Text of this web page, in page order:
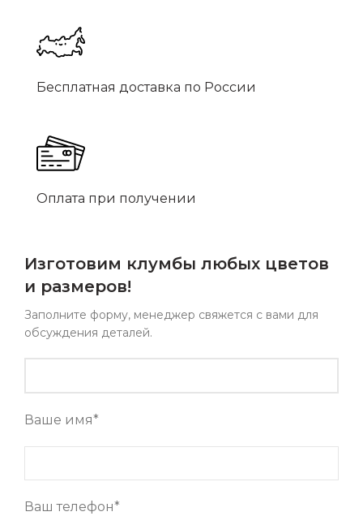
Бесплатная доставка по России
Оплата при получении
Изготовим клумбы любых цветов
и размеров!
Заполните форму, менеджер свяжется с вами для
обсуждения деталей.
Ваше имя*
Ваш телефон*